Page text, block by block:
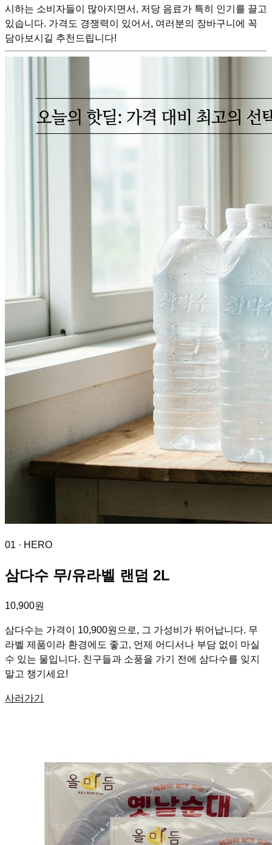
시하는 소비자들이 많아지면서, 저당 음료가 특히 인기를 끌고
있습니다. 가격도 경쟁력이 있어서, 여러분의 장바구니에 꼭
담아보시길 추천드립니다!
01 · HERO
삼다수 무/유라벨 랜덤 2L
10,900원
삼다수는 가격이 10,900원으로, 그 가성비가 뛰어납니다. 무
라벨 제품이라 환경에도 좋고, 언제 어디서나 부담 없이 마실
수 있는 물입니다. 친구들과 소풍을 가기 전에 삼다수를 잊지
말고 챙기세요!
사러가기